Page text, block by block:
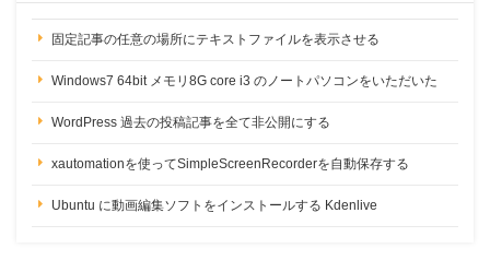
固定記事の任意の場所にテキストファイルを表示させる
Windows7 64bit メモリ8G core i3 のノートパソコンをいただいた
WordPress 過去の投稿記事を全て非公開にする
xautomationを使ってSimpleScreenRecorderを自動保存する
Ubuntu に動画編集ソフトをインストールする Kdenlive